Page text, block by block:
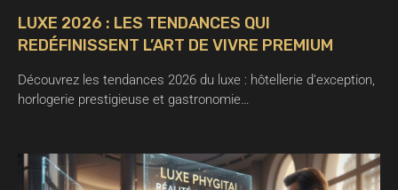
LUXE 2026 : LES TENDANCES QUI
REDÉFINISSENT L’ART DE VIVRE PREMIUM
Découvrez les tendances 2026 du luxe : hôtellerie d’exception,
horlogerie prestigieuse et gastronomie…